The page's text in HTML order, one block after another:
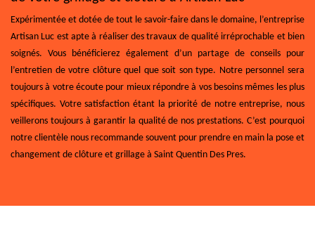
Expérimentée et dotée de tout le savoir-faire dans le domaine, l’entreprise
Artisan Luc est apte à réaliser des travaux de qualité irréprochable et bien
soignés. Vous bénéficierez également d’un partage de conseils pour
l’entretien de votre clôture quel que soit son type. Notre personnel sera
toujours à votre écoute pour mieux répondre à vos besoins mêmes les plus
spécifiques. Votre satisfaction étant la priorité de notre entreprise, nous
veillerons toujours à garantir la qualité de nos prestations. C’est pourquoi
notre clientèle nous recommande souvent pour prendre en main la pose et
changement de clôture et grillage à Saint Quentin Des Pres.